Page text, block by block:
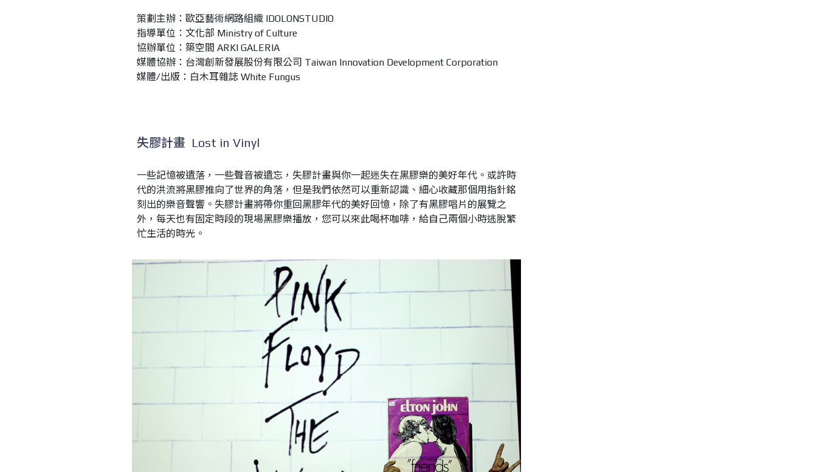
策劃主辦：歐亞藝術網路組織 IDOLONSTUDIO
指導單位：文化部 Ministry of Culture
協辦單位：築空間 ARKI GALERIA
媒體協辦：台灣創新發展股份有限公司 Taiwan Innovation Development Corporation
媒體/出版：白木耳雜誌 White Fungus
失膠計畫 Lost in Vinyl
一些記憶被遺落，一些聲音被遺忘，失膠計畫與你一起迷失在黑膠樂的美好年代。或許時
代的洪流將黑膠推向了世界的角落，但是我們依然可以重新認識、細心收藏那個用指針銘
刻出的樂音聲響。失膠計畫將帶你重回黑膠年代的美好回憶，除了有黑膠唱片的展覽之
外，每天也有固定時段的現場黑膠樂播放，您可以來此喝杯咖啡，給自己兩個小時逃脫繁
忙生活的時光。